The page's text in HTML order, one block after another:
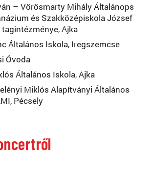
– Vörösmarty Mihály Általánops
és Szakközépiskola József
Ajka
Általános Iskola, Iregszemcse
Óvoda
Általános Iskola, Ajka
Miklós Alapítványi Általános
Pécsely